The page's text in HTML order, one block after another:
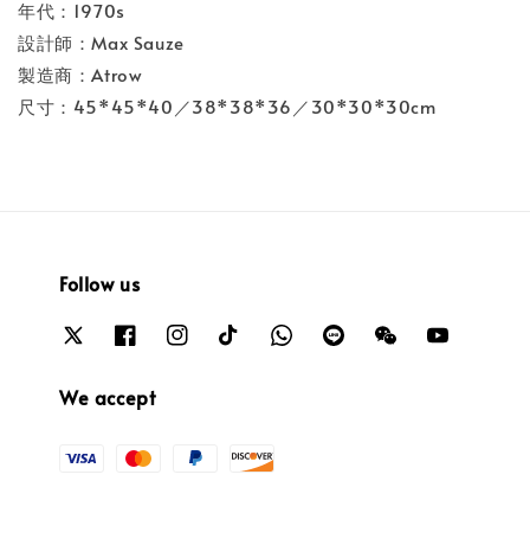
年代：1970s
設計師：Max Sauze
製造商：Atrow
尺寸：45*45*40／38*38*36／30*30*30cm
Follow us
We accept